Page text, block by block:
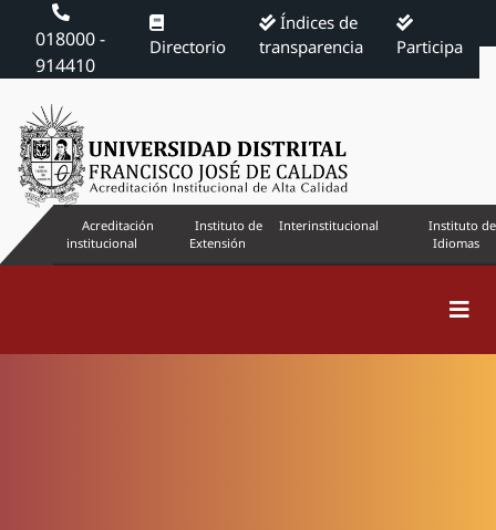
018000 -
914410
Directorio
Índices de
transparencia
Participa
Acreditación
institucional
Instituto de
Extensión
Interinstitucional
Instituto de
Idiomas